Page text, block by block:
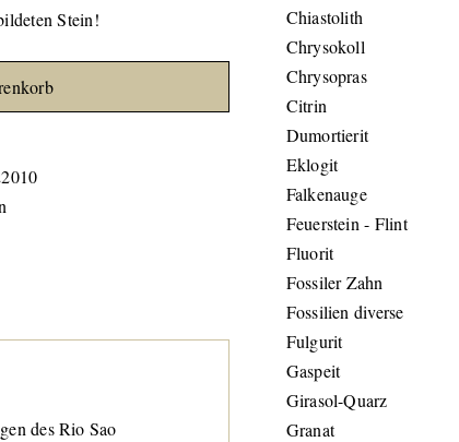
Stein!
des Rio Sao
Chiastolith
Chrysokoll
Chrysopras
Citrin
Dumortierit
Eklogit
Falkenauge
Feuerstein - Flint
Fluorit
Fossiler Zahn
Fossilien diverse
Fulgurit
Gaspeit
Girasol-Quarz
Granat